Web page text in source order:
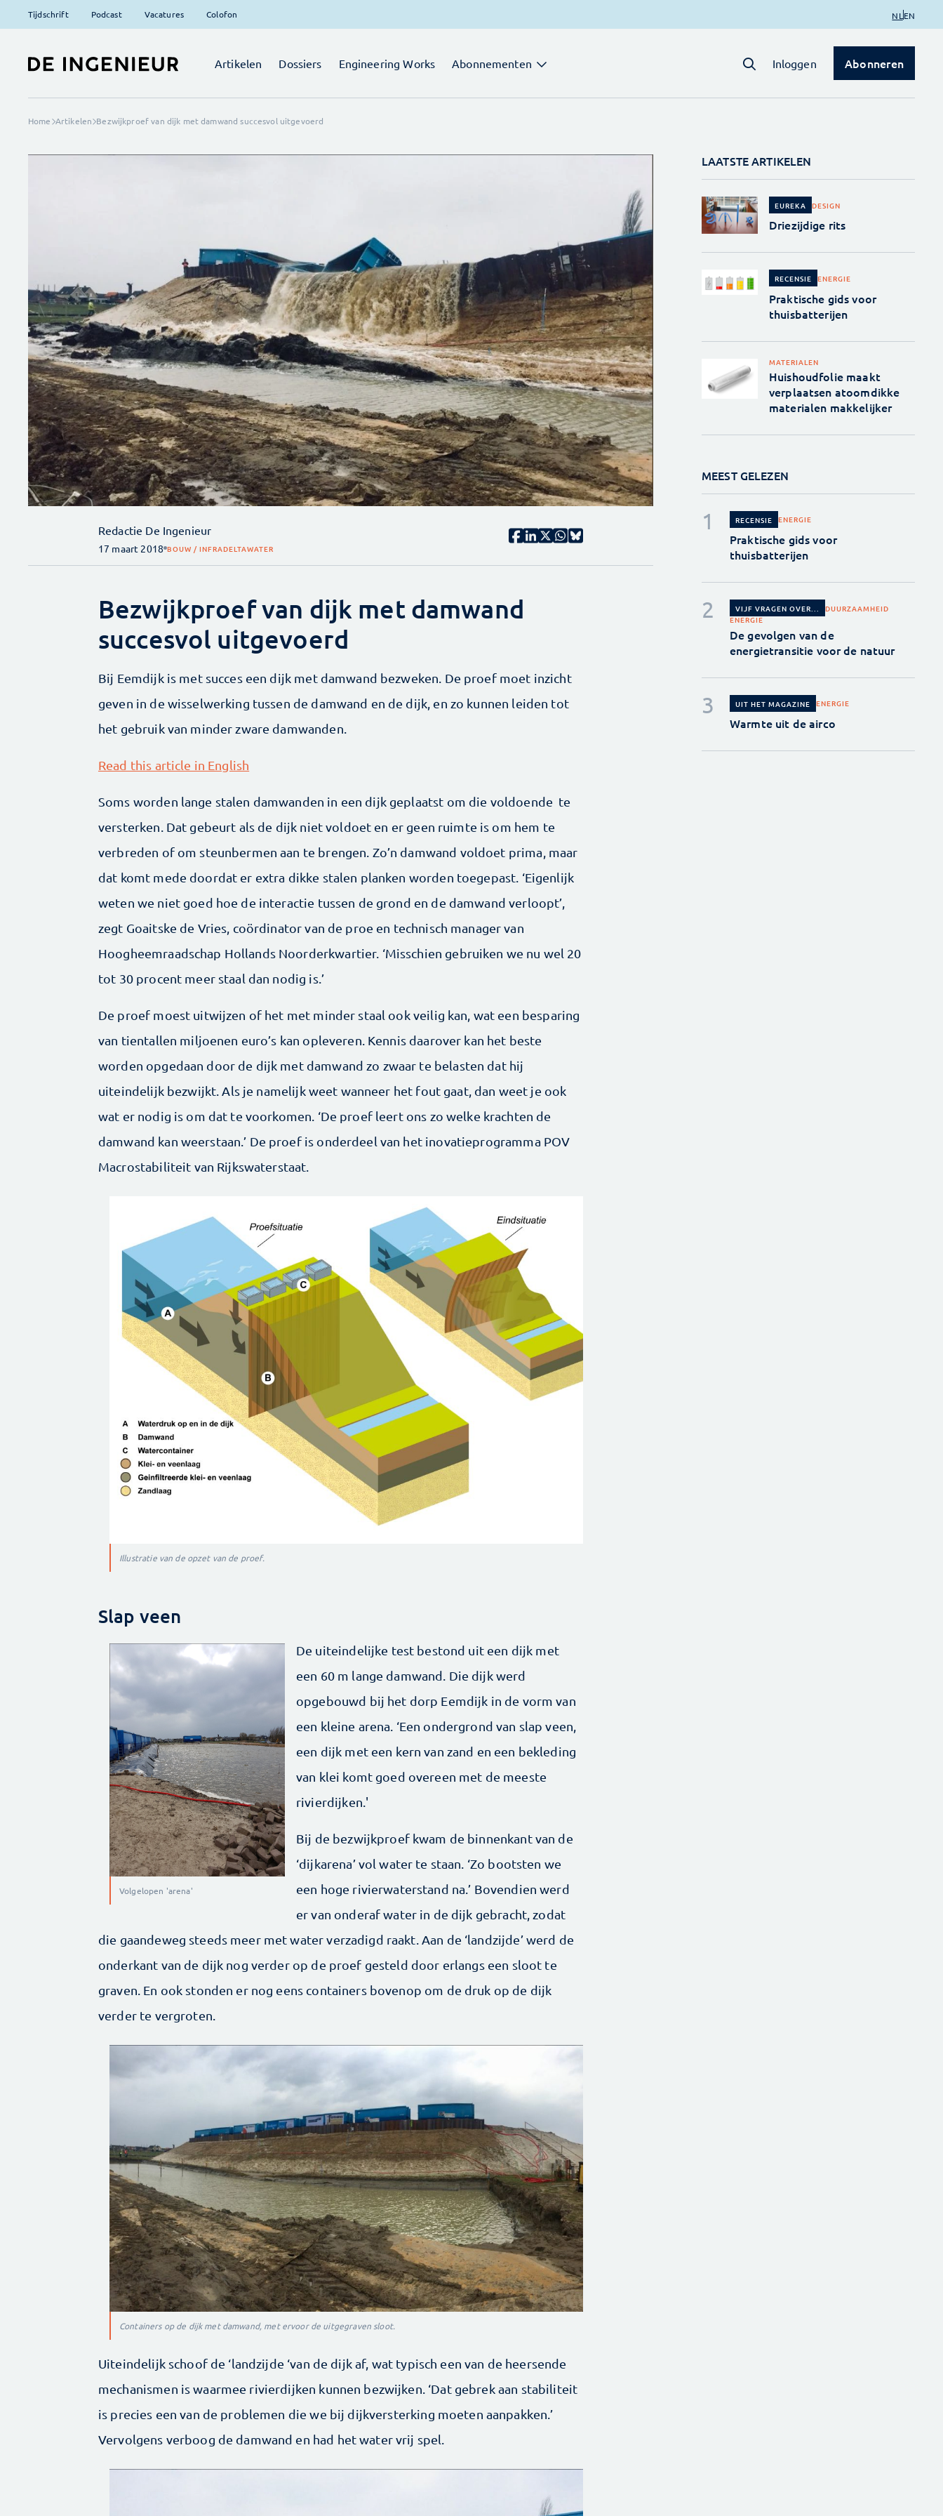
Tijdschrift Podcast Vacatures Colofon NL EN
Artikelen Dossiers Engineering Works Abonnementen Inloggen Abonneren
Home Artikelen Bezwijkproef van dijk met damwand succesvol uitgevoerd
Redactie De Ingenieur
17 maart 2018 BOUW / INFRADELTAWATER
Bezwijkproef van dijk met damwand
succesvol uitgevoerd
Bij Eemdijk is met succes een dijk met damwand bezweken. De proef moet inzicht
geven in de wisselwerking tussen de damwand en de dijk, en zo kunnen leiden tot
het gebruik van minder zware damwanden.
Read this article in English
Soms worden lange stalen damwanden in een dijk geplaatst om die voldoende te
versterken. Dat gebeurt als de dijk niet voldoet en er geen ruimte is om hem te
verbreden of om steunbermen aan te brengen. Zo’n damwand voldoet prima, maar
dat komt mede doordat er extra dikke stalen planken worden toegepast. ‘Eigenlijk
weten we niet goed hoe de interactie tussen de grond en de damwand verloopt’,
zegt Goaitske de Vries, coördinator van de proe en technisch manager van
Hoogheemraadschap Hollands Noorderkwartier. ‘Misschien gebruiken we nu wel 20
tot 30 procent meer staal dan nodig is.’
De proef moest uitwijzen of het met minder staal ook veilig kan, wat een besparing
van tientallen miljoenen euro’s kan opleveren. Kennis daarover kan het beste
worden opgedaan door de dijk met damwand zo zwaar te belasten dat hij
uiteindelijk bezwijkt. Als je namelijk weet wanneer het fout gaat, dan weet je ook
wat er nodig is om dat te voorkomen. ‘De proef leert ons zo welke krachten de
damwand kan weerstaan.’ De proef is onderdeel van het inovatieprogramma POV
Macrostabiliteit van Rijkswaterstaat.
Illustratie van de opzet van de proef.
Slap veen
Volgelopen 'arena'
De uiteindelijke test bestond uit een dijk met
een 60 m lange damwand. Die dijk werd
opgebouwd bij het dorp Eemdijk in de vorm van
een kleine arena. ‘Een ondergrond van slap veen,
een dijk met een kern van zand en een bekleding
van klei komt goed overeen met de meeste
rivierdijken.'
Bij de bezwijkproef kwam de binnenkant van de
‘dijkarena’ vol water te staan. ‘Zo bootsten we
een hoge rivierwaterstand na.’ Bovendien werd
er van onderaf water in de dijk gebracht, zodat
die gaandeweg steeds meer met water verzadigd raakt. Aan de ‘landzijde’ werd de
onderkant van de dijk nog verder op de proef gesteld door erlangs een sloot te
graven. En ook stonden er nog eens containers bovenop om de druk op de dijk
verder te vergroten.
Containers op de dijk met damwand, met ervoor de uitgegraven sloot.
Uiteindelijk schoof de ‘landzijde ‘van de dijk af, wat typisch een van de heersende
mechanismen is waarmee rivierdijken kunnen bezwijken. ‘Dat gebrek aan stabiliteit
is precies een van de problemen die we bij dijkversterking moeten aanpakken.’
Vervolgens verboog de damwand en had het water vrij spel.
LAATSTE ARTIKELEN
EUREKA DESIGN
Driezijdige rits
RECENSIE ENERGIE
Praktische gids voor
thuisbatterijen
MATERIALEN
Huishoudfolie maakt
verplaatsen atoomdikke
materialen makkelijker
MEEST GELEZEN
RECENSIE ENERGIE
Praktische gids voor
thuisbatterijen
VIJF VRAGEN OVER...
DUURZAAMHEID
ENERGIE
De gevolgen van de
energietransitie voor de natuur
UIT HET MAGAZINE ENERGIE
Warmte uit de airco